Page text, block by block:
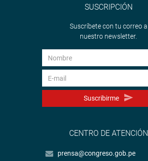
SUSCRIPCIÓN
Suscríbete con tu correo a
nuestro newsletter.
Suscribirme
CENTRO DE ATENCIÓN
prensa@congreso.gob.pe